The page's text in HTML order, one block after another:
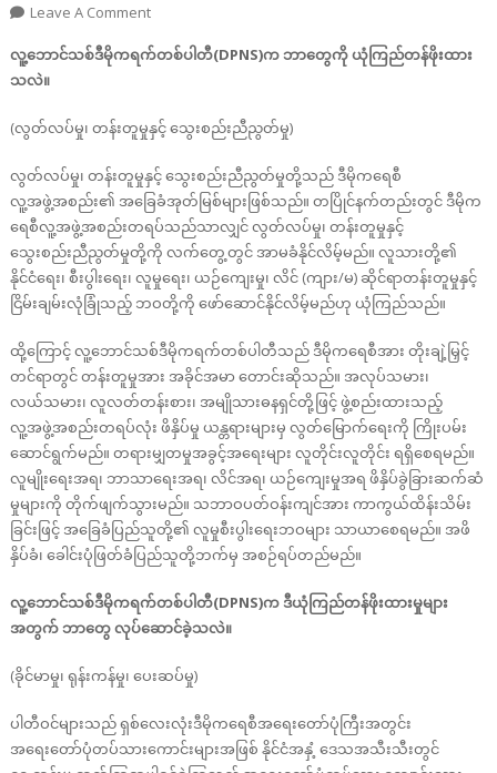
Leave A CommentOn
ကြေညာစာတမ်း
လူ့ဘောင်သစ်ဒီမိုကရက်တစ်ပါတီ(DPNS)က ဘာတွေကို ယုံကြည်တန်ဖိုးထား
သလဲ။
(လွတ်လပ်မှု၊ တန်းတူမှုနှင့် သွေးစည်းညီညွတ်မှု)
လွတ်လပ်မှု၊ တန်းတူမှုနှင့် သွေးစည်းညီညွတ်မှုတို့သည် ဒီမိုကရေစီ
လူ့အဖွဲ့အစည်း၏ အခြေခံအုတ်မြစ်များဖြစ်သည်။ တပြိုင်နက်တည်းတွင် ဒီမိုက
ရေစီလူ့အဖွဲ့အစည်းတရပ်သည်သာလျှင် လွတ်လပ်မှု၊ တန်းတူမှုနှင့်
သွေးစည်းညီညွတ်မှုတို့ကို လက်တွေ့တွင် အာမခံနိုင်လိမ့်မည်။ လူသားတို့၏
နိုင်ငံရေး၊ စီးပွါးရေး၊ လူမှုရေး၊ ယဉ်ကျေးမှု၊ လိင် (ကျား/မ) ဆိုင်ရာတန်းတူမှုနှင့်
ငြိမ်းချမ်းလုံခြုံသည့် ဘဝတို့ကို ဖော်ဆောင်နိုင်လိမ့်မည်ဟု ယုံကြည်သည်။
ထို့ကြောင့် လူ့ဘောင်သစ်ဒီမိုကရက်တစ်ပါတီသည် ဒီမိုကရေစီအား တိုးချဲ့မြှင့်
တင်ရာတွင် တန်းတူမှုအား အခိုင်အမာ တောင်းဆိုသည်။ အလုပ်သမား၊
လယ်သမား၊ လူလတ်တန်းစား၊ အမျိုသားဓနရှင်တို့ဖြင့် ဖွဲ့စည်းထားသည့်
လူ့အဖွဲ့အစည်းတရပ်လုံး ဖိနှိပ်မှု ယန္တရားများမှ လွတ်မြောက်ရေးကို ကြိုးပမ်း
ဆောင်ရွက်မည်။ တရားမျှတမှုအခွင့်အရေးများ လူတိုင်းလူတိုင်း ရရှိစေရမည်။
လူမျိုးရေးအရ၊ ဘာသာရေးအရ၊ လိင်အရ၊ ယဉ်ကျေးမှုအရ ဖိနှိပ်ခွဲခြားဆက်ဆံ
မှုများကို တိုက်ဖျက်သွားမည်။ သဘာဝပတ်ဝန်းကျင်အား ကာကွယ်ထိန်းသိမ်း
ခြင်းဖြင့် အခြေခံပြည်သူတို့၏ လူမှုစီးပွါးရေးဘဝများ သာယာစေရမည်။ အဖိ
နှိပ်ခံ၊ ခေါင်းပုံဖြတ်ခံပြည်သူတို့ဘက်မှ အစဉ်ရပ်တည်မည်။
လူ့ဘောင်သစ်ဒီမိုကရက်တစ်ပါတီ(DPNS)က ဒီယုံကြည်တန်ဖိုးထားမှုများ
အတွက် ဘာတွေ လုပ်ဆောင်ခဲ့သလဲ။
(ခိုင်မာမှု၊ ရုန်းကန်မှု၊ ပေးဆပ်မှု)
ပါတီဝင်များသည် ရှစ်လေးလုံးဒီမိုကရေစီအရေးတော်ပုံကြီးအတွင်း
အရေးတော်ပုံတပ်သားကောင်းများအဖြစ် နိုင်ငံအနှံ့ ဒေသအသီးသီးတွင်